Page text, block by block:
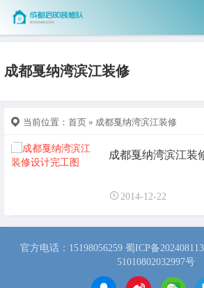
成都戛纳湾滨江装修
当前位置： 首页 » 成都戛纳湾滨江装修
成都戛纳湾滨江装
2014-12-22
官方电话：15198056259 蜀ICP备
51010802032997号